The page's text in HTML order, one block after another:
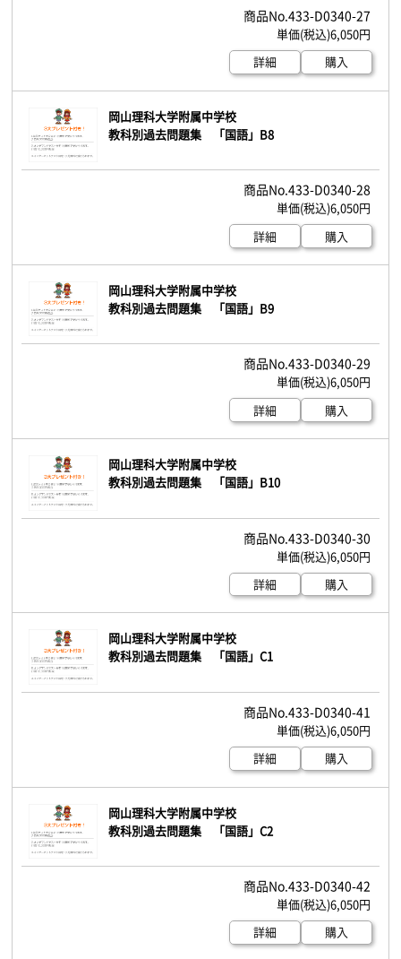
433-D0340-27
6,050円
詳細
購入
岡山理科大学附属中学校
教科別過去問題集 「国語」B8
433-D0340-28
6,050円
詳細
購入
岡山理科大学附属中学校
教科別過去問題集 「国語」B9
433-D0340-29
6,050円
詳細
購入
岡山理科大学附属中学校
教科別過去問題集 「国語」B10
433-D0340-30
6,050円
詳細
購入
岡山理科大学附属中学校
教科別過去問題集 「国語」C1
433-D0340-41
6,050円
詳細
購入
岡山理科大学附属中学校
教科別過去問題集 「国語」C2
433-D0340-42
6,050円
詳細
購入